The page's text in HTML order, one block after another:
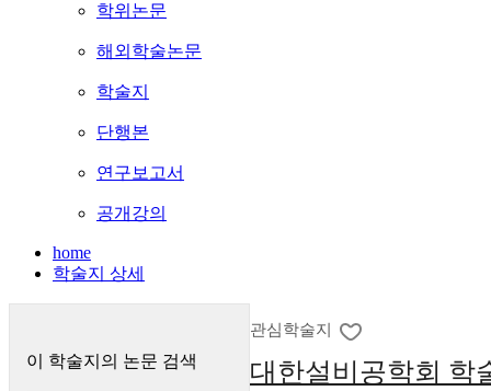
학위논문
해외학술논문
학술지
단행본
연구보고서
공개강의
home
학술지 상세
이 학술지의 논문 검색
관심학술지
대한설비공학회 학